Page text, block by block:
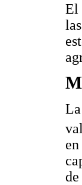
El